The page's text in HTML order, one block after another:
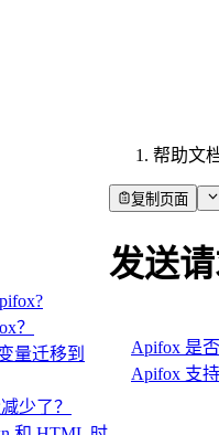
？
量迁移到
少了？
帮助文
复制页面
发送
Apifox 是
Apifox 支